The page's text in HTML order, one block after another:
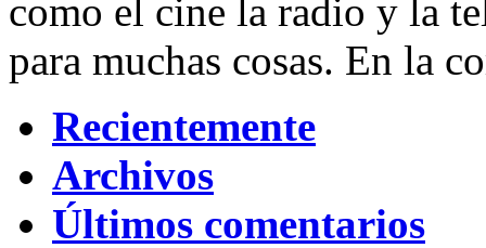
como el cine la radio y la
para muchas cosas. En la
Recientemente
Archivos
Últimos comentarios